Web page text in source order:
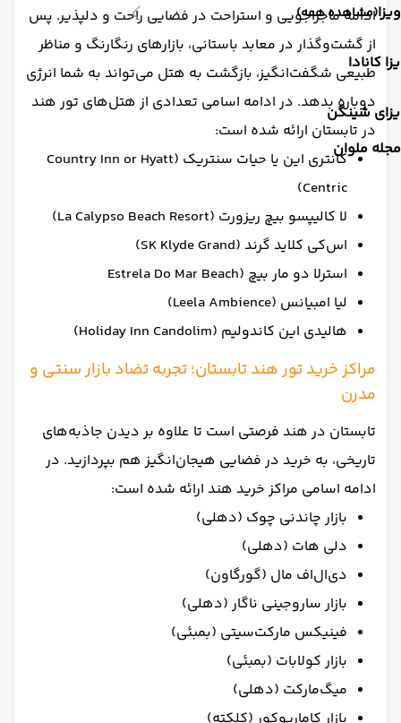
ویزا(مشاهده همه)
کانادا
شینگن
مجله ملوان
ادامه ماجراجویی و استراحت در فضایی راحت و دلپذیر. پس
از گشت‌وگذار در معابد باستانی، بازارهای رنگارنگ و مناظر
طبیعی شگفت‌انگیز، بازگشت به هتل می‌تواند به شما انرژی
دوباره بدهد. در ادامه اسامی تعدادی از هتل‌های تور هند
در تابستان ارائه شده است:
کانتری این یا حیات سنتریک (Country Inn or Hyatt
Centric)
لا کالیپسو بیچ ریزورت (La Calypso Beach Resort)
اس‌کی کلاید گرند (SK Klyde Grand)
استرلا دو مار بیچ (Estrela Do Mar Beach
لیا امبیانس (Leela Ambience)
هالیدی این کاندولیم (Holiday Inn Candolim)
مراکز خرید تور هند تابستان؛ تجربه تضاد بازار سنتی و
مدرن
تابستان در هند فرصتی است تا علاوه بر دیدن جاذبه‌های
تاریخی، به خرید در فضایی هیجان‌انگیز هم بپردازید. در
ادامه اسامی مراکز خرید هند ارائه شده است:
بازار چاندنی چوک (دهلی)
دلی هات (دهلی)
دی‌ال‌اف مال (گورگاون)
بازار ساروجینی ناگار (دهلی)
فینیکس مارکت‌سیتی (بمبئی)
بازار کولابات (بمبئی)
میگ‌مارکت (دهلی)